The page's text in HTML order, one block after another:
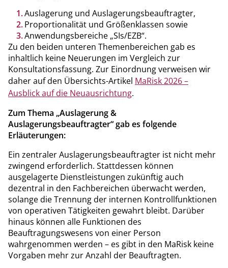
Auslagerung und Auslagerungsbeauftragter,
Proportionalität und Größenklassen sowie
Anwendungsbereiche „SIs/EZB“.
Zu den beiden unteren Themenbereichen gab es
inhaltlich keine Neuerungen im Vergleich zur
Konsultationsfassung. Zur Einordnung verweisen wir
daher auf den Übersichts-Artikel MaRisk 2026 –
Ausblick auf die Neuausrichtung.
Zum Thema „Auslagerung &
Auslagerungsbeauftragter“ gab es folgende
Erläuterungen:
Ein zentraler Auslagerungsbeauftragter ist nicht mehr
zwingend erforderlich. Stattdessen können
ausgelagerte Dienstleistungen zukünftig auch
dezentral in den Fachbereichen überwacht werden,
solange die Trennung der internen Kontrollfunktionen
von operativen Tätigkeiten gewahrt bleibt. Darüber
hinaus können alle Funktionen des
Beauftragungswesens von einer Person
wahrgenommen werden – es gibt in den MaRisk keine
Vorgaben mehr zur Anzahl der Beauftragten.